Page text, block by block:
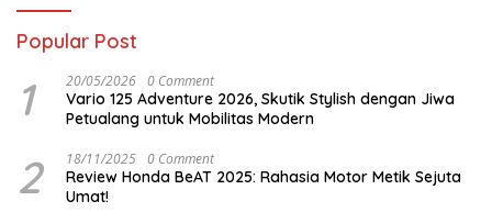
Popular Post
1 20/05/2026 0 Comment
Vario 125 Adventure 2026, Skutik Stylish dengan Jiwa
Petualang untuk Mobilitas Modern
2 18/11/2025 0 Comment
Review Honda BeAT 2025: Rahasia Motor Metik Sejuta
Umat!